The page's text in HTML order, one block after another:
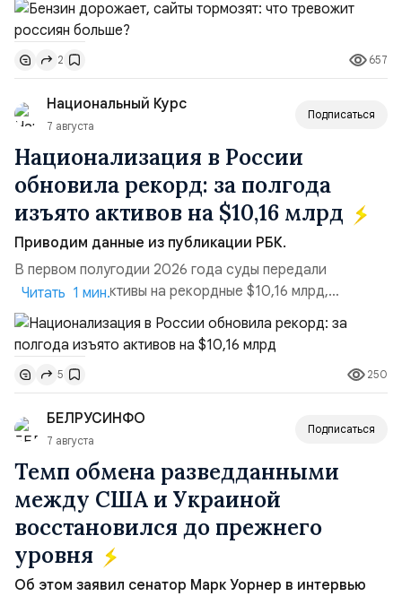
необходимости, инфляция и локальные сбои в
поставках бензина. А с другой – технологическая
турбулентность: перебои в работе интернета,
блокировки сайтов, необходимость осваивать VPN и
российские платформы.Что из этого бье...
2 657
Национальный Курс
7 августа
Подписаться
Национализация в России
обновила рекорд: за полгода
изъято активов на $10,16 млрд
Приводим данные из публикации РБК.
В первом полугодии 2026 года суды передали
государству активы на рекордные $10,16 млрд,
подсчитали аналитики AK&M. Это в 2,5 раза больше,
чем за аналогичный период 2025 года ($3,95 млрд).
Всего зафиксировано 15 национализационных
транзакций, которые обеспечили 42,2% денежного
объёма всего российского рынка слияний и
поглощений. Крупнейшей ...
Читать 1 мин.
5 250
БЕЛРУСИНФО
7 августа
Подписаться
Темп обмена разведданными
между США и Украиной
восстановился до прежнего
уровня
Об этом заявил сенатор Марк Уорнер в интервью